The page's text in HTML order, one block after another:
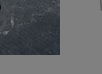
下载 公司